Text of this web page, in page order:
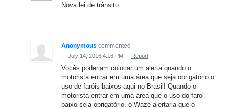
Nova lei de trânsito.
Anonymous commented
· July 14, 2016 4:16 PM · Report
Vocês poderiam colocar um alerta quando o
motorista entrar em uma área que seja obrigatório o
uso de faróis baixos aqui no Brasil! Quando o
motorista entrar em uma área que o uso do farol
baixo seja obrigatório, o Waze alertaria que o